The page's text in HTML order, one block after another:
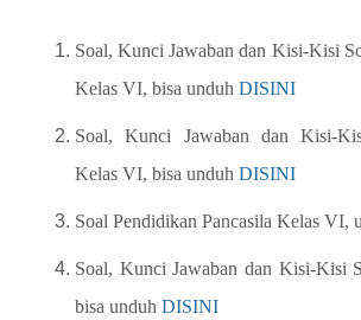
Soal, Kunci Jawaban dan Kisi-Kisi
Kelas VI, bisa unduh DISINI
Soal, Kunci Jawaban dan Kisi-
Kelas VI, bisa unduh DISINI
Soal Pendidikan Pancasila Kelas VI,
Soal, Kunci Jawaban dan Kisi-Kisi
bisa unduh DISINI